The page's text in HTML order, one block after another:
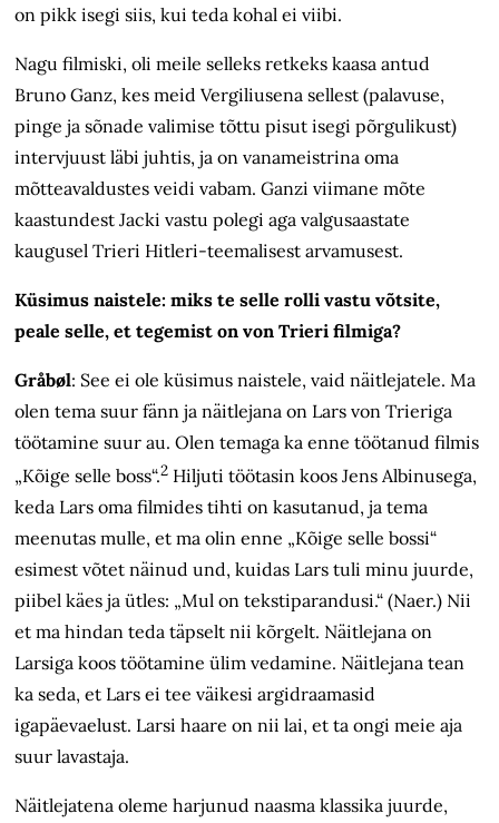
on pikk isegi siis, kui teda kohal ei viibi.
Nagu filmiski, oli meile selleks retkeks kaasa antud
Bruno Ganz, kes meid Vergiliusena sellest (palavuse,
pinge ja sõnade valimise tõttu pisut isegi põrgulikust)
intervjuust läbi juhtis, ja on vanameistrina oma
mõtteavaldustes veidi vabam. Ganzi viimane mõte
kaastundest Jacki vastu polegi aga valgusaastate
kaugusel Trieri Hitleri-teemalisest arvamusest.
Küsimus naistele: miks te selle rolli vastu võtsite,
peale selle, et tegemist on von Trieri filmiga?
Gråbøl: See ei ole küsimus naistele, vaid näitlejatele. Ma
olen tema suur fänn ja näitlejana on Lars von Trieriga
töötamine suur au. Olen temaga ka enne töötanud filmis
„Kõige selle boss“.2 Hiljuti töötasin koos Jens Albinusega,
keda Lars oma filmides tihti on kasutanud, ja tema
meenutas mulle, et ma olin enne „Kõige selle bossi“
esimest võtet näinud und, kuidas Lars tuli minu juurde,
piibel käes ja ütles: „Mul on tekstiparandusi.“ (Naer.) Nii
et ma hindan teda täpselt nii kõrgelt. Näitlejana on
Larsiga koos töötamine ülim vedamine. Näitlejana tean
ka seda, et Lars ei tee väikesi argidraamasid
igapäevaelust. Larsi haare on nii lai, et ta ongi meie aja
suur lavastaja.
Näitlejatena oleme harjunud naasma klassika juurde,